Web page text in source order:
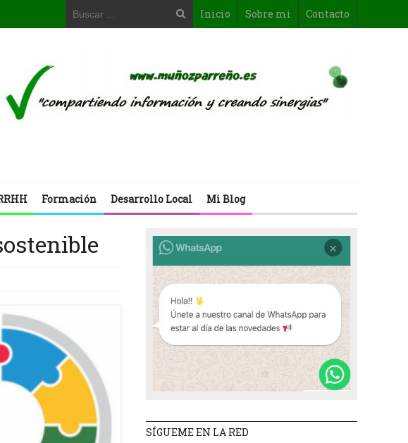
Inicio Sobre mi Contacto
Formación Desarrollo Local Mi Blog
SÍGUEME EN LA RED